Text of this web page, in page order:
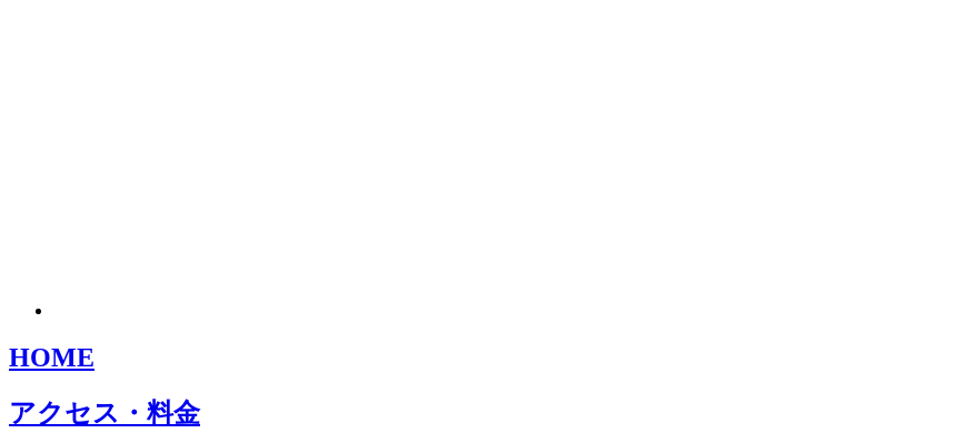
HOME
アクセス・料金